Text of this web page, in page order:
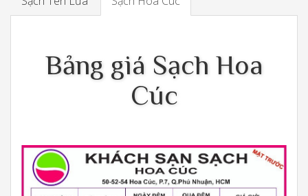
Bảng giá Sạch Hoa
Cúc